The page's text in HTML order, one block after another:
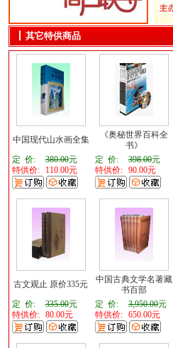
其它特供商品
中国现代山水画全集
定 价:
380.00元
特供价:
110.00元
《奥秘世界百科全
书》
定 价:
398.00元
特供价: 90.00元
古文观止 原价335元
定 价:
335.00元
特供价:
80.00元
中国古典文学名著藏
书百部
定 价:
3,950.00元
特供价: 650.00元